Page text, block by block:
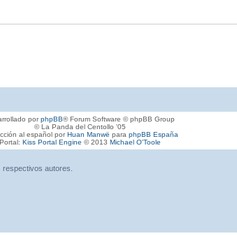
porphpBB® Forum Software © phpBB Group
© La Panda del Centollo '05
al español porHuan Manwë para phpBB España
Portal: Kiss Portal Engine © 2013 Michael O'Toole
autores.